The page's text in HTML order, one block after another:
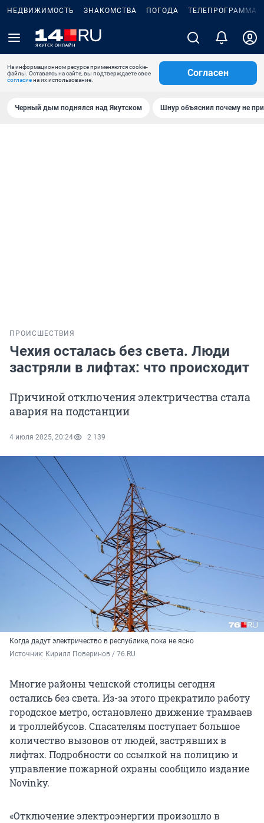
НЕДВИЖИМОСТЬ ЗНАКОМСТВА ПОГОДА ТЕЛЕПРОГРАММА
На информационном ресурсе применяются cookie-
файлы. Оставаясь на сайте, вы подтверждаете свое
согласиена их использование.
Согласен
Черный дым поднялся над Якутском Шнур объяснил почему не
ПРОИСШЕСТВИЯ
Чехия осталась без света. Люди
застряли в лифтах: что происходит
Причиной отключения электричества стала
авария на подстанции
4 июля 2025, 20:24 2 139
Когда дадут электричество в республике, пока не ясно
Источник: Кирилл Поверинов / 76.RU
Многие районы чешской столицы сегодня
остались без света. Из-за этого прекратило работу
городское метро, остановлено движение трамваев
и троллейбусов. Спасателям поступает большое
количество вызовов от людей, застрявших в
лифтах. Подробности со ссылкой на полицию и
управление пожарной охраны сообщило издание
Novinky.
«Отключение электроэнергии произошло в